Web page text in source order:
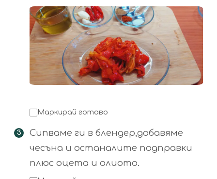
Маркирай готово
Сипваме ги в блендер,добавяме
чесъна и останалите подправки
плюс оцета и олиото.